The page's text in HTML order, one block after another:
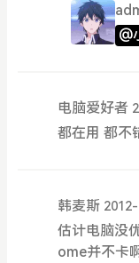
@
电脑爱好者
都在用 都
韩麦斯
估计电脑没
ome并不卡啊